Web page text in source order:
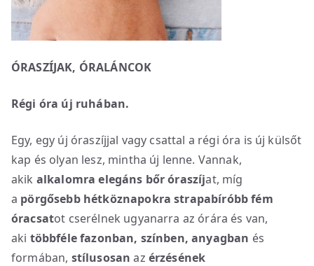
ÓRASZÍJAK, ÓRALÁNCOK
Régi óra új ruhában.
Egy, egy új óraszíjjal vagy csattal a régi óra is új külsőt
kap és olyan lesz, mintha új lenne. Vannak,
akik alkalomra elegáns bőr óraszíjat, míg
a pörgősebb hétköznapokra strapabíróbb fém
óracsatot cserélnek ugyanarra az órára és van,
aki többféle fazonban, színben, anyagban és
formában, stílusosan az érzésének